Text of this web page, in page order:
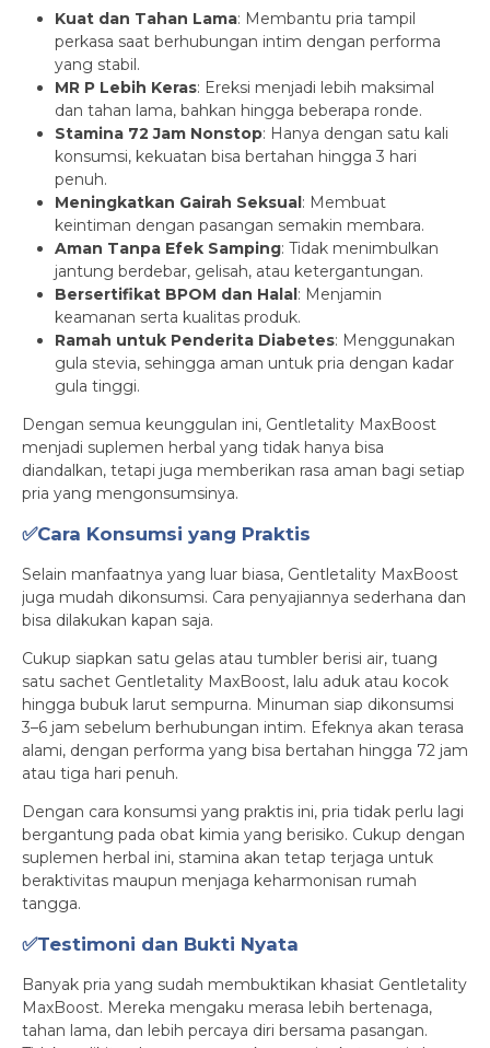
Kuat dan Tahan Lama: Membantu pria tampil
perkasa saat berhubungan intim dengan performa
yang stabil.
MR P Lebih Keras: Ereksi menjadi lebih maksimal
dan tahan lama, bahkan hingga beberapa ronde.
Stamina 72 Jam Nonstop: Hanya dengan satu kali
konsumsi, kekuatan bisa bertahan hingga 3 hari
penuh.
Meningkatkan Gairah Seksual: Membuat
keintiman dengan pasangan semakin membara.
Aman Tanpa Efek Samping: Tidak menimbulkan
jantung berdebar, gelisah, atau ketergantungan.
Bersertifikat BPOM dan Halal: Menjamin
keamanan serta kualitas produk.
Ramah untuk Penderita Diabetes: Menggunakan
gula stevia, sehingga aman untuk pria dengan kadar
gula tinggi.
Dengan semua keunggulan ini, Gentletality MaxBoost
menjadi suplemen herbal yang tidak hanya bisa
diandalkan, tetapi juga memberikan rasa aman bagi setiap
pria yang mengonsumsinya.
✅Cara Konsumsi yang Praktis
Selain manfaatnya yang luar biasa, Gentletality MaxBoost
juga mudah dikonsumsi. Cara penyajiannya sederhana dan
bisa dilakukan kapan saja.
Cukup siapkan satu gelas atau tumbler berisi air, tuang
satu sachet Gentletality MaxBoost, lalu aduk atau kocok
hingga bubuk larut sempurna. Minuman siap dikonsumsi
3–6 jam sebelum berhubungan intim. Efeknya akan terasa
alami, dengan performa yang bisa bertahan hingga 72 jam
atau tiga hari penuh.
Dengan cara konsumsi yang praktis ini, pria tidak perlu lagi
bergantung pada obat kimia yang berisiko. Cukup dengan
suplemen herbal ini, stamina akan tetap terjaga untuk
beraktivitas maupun menjaga keharmonisan rumah
tangga.
✅Testimoni dan Bukti Nyata
Banyak pria yang sudah membuktikan khasiat Gentletality
MaxBoost. Mereka mengaku merasa lebih bertenaga,
tahan lama, dan lebih percaya diri bersama pasangan.